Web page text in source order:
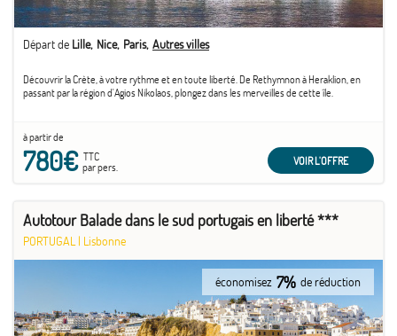
Départ de Lille Nice Paris Autres villes
Découvrir la Crète, à votre rythme et en toute liberté. De Rethymnon à Heraklion, en
passant par la région d'Agios Nikolaos, plongez dans les merveilles de cette île.
à partir de
780€TTC
par pers.
VOIR L'OFFRE
Autotour Balade dans le sud portugais en liberté ***
PORTUGAL | Lisbonne
économisez 7% de réduction